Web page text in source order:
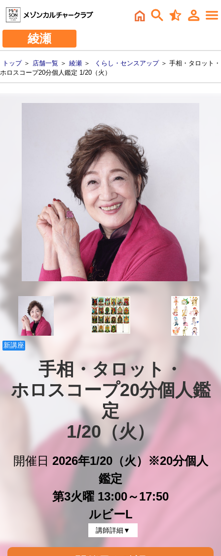
綾瀬
トップ＞ 店舗一覧 ＞ 綾瀬 ＞ くらし・センスアップ＞ 手相・タロット・
ホロスコープ20分個人鑑定 1/20（火）
新講座
手相・タロット・
ホロスコープ20分個人鑑
定
1/20（火）
開催日 2026年1/20（火）※20分個人
鑑定
第3火曜 13:00～17:50
ルビーL
講師詳細▼